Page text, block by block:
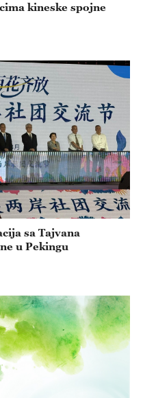
kineske spojne
sa Tajvana
u Pekingu